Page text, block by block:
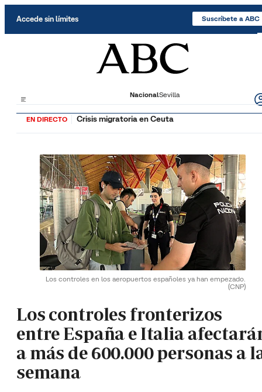
Accede sin límites Suscríbete a ABC
NacionalSevilla
EN DIRECTO Crisis migratoria en Ceuta
Los controles en los aeropuertos españoles ya han empezado.
(CNP)
Los controles fronterizos
entre España e Italia
a más de 600.000 personas a
semana